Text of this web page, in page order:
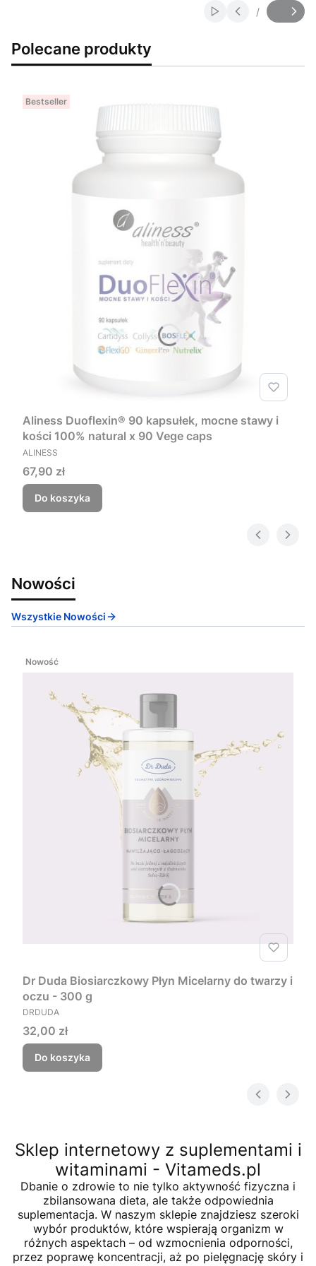
Włącz
Slajd
/
z
Polecane produkty
Bestseller
Aliness Duoflexin® 90 kapsułek, mocne stawy i
kości 100% natural x 90 Vege caps
PRODUCENT
ALINESS
Cena
67,90 zł
Do koszyka
Nowości
Wszystkie Nowości
Nowość
Dr Duda Biosiarczkowy Płyn Micelarny do twarzy i
oczu - 300 g
PRODUCENT
DRDUDA
Cena
32,00 zł
Do koszyka
Sklep internetowy z suplementami i
witaminami - Vitameds.pl
Dbanie o zdrowie to nie tylko aktywność fizyczna i
zbilansowana dieta, ale także odpowiednia
suplementacja. W naszym sklepie znajdziesz szeroki
wybór produktów, które wspierają organizm w
różnych aspektach – od wzmocnienia odporności,
przez poprawę koncentracji, aż po pielęgnację skóry i